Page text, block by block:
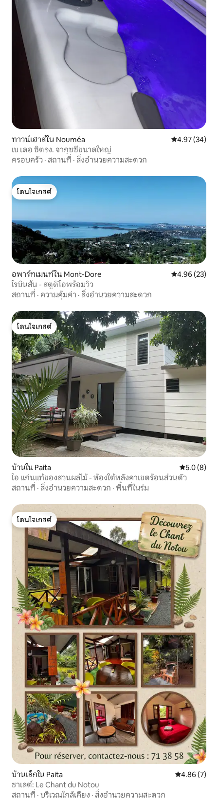
ทาวน์เฮาส์ใน Nouméa คะแนนเฉลี่ย
4.97 (34)
เบ เดอ ซิตรง. จากุซซี่ขนาดใหญ่
ครอบครัว · สถานที่ · สิ่งอำนวยความสะดวก
โดนใจเกสต์
โดนใจเกสต์
อพาร์ทเมนท์ใน Mont-Dore คะแนนเฉลี่ย
4.96 (23)
โรบินสัน - สตูดิโอพร้อมวิว
สถานที่ · ความคุ้มค่า · สิ่งอำนวยความสะดวก
โดนใจเกสต์
โดนใจเกสต์
บ้านใน Paita คะแนนเฉลี่
5.0 (8)
โอ แก่นแท้ของสวนผลไม้ - ห้องใต้หลังคาเขตร้อนส่วนตัว
สถานที่ · สิ่งอำนวยความสะดวก · พื้นที่ในร่ม
โดนใจเกสต์
โดนใจเกสต์
บ้านเล็กใน Paita คะแนนเฉลี่ย
4.86 (7)
ชาเลต์: Le Chant du Notou
สถานที่ · บริเวณใกล้เคียง · สิ่งอำนวยความสะดวก